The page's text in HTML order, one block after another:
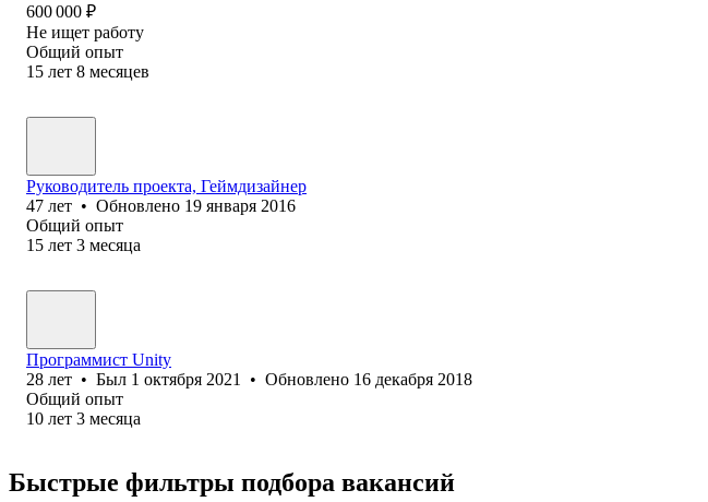
600 000 ₽
Не ищет работу
Общий опыт
15 лет 8 месяцев
Руководитель проекта, Геймдизайнер
47 лет • Обновлено 19 января 2016
Общий опыт
15 лет 3 месяца
Программист Unity
28 лет • Был 1 октября 2021 • Обновлено 16 декабря 2018
Общий опыт
10 лет 3 месяца
Быстрые фильтры подбора вакансий